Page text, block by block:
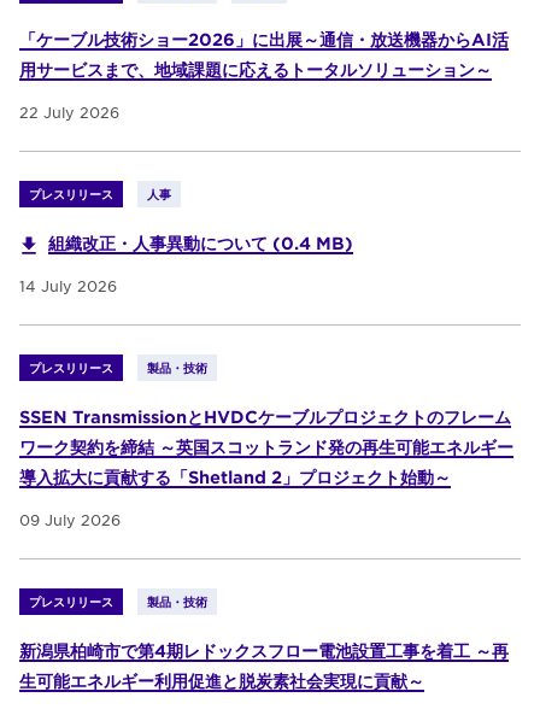
「ケーブル技術ショー2026」に出展～通信・放送機器からAI活
用サービスまで、地域課題に応えるトータルソリューション～
22 July 2026
プレスリリース 人事
組織改正・人事異動について (0.4 MB)
14 July 2026
プレスリリース 製品・技術
SSEN TransmissionとHVDCケーブルプロジェクトのフレーム
ワーク契約を締結 ～英国スコットランド発の再生可能エネルギー
導入拡大に貢献する「Shetland 2」プロジェクト始動～
09 July 2026
プレスリリース 製品・技術
新潟県柏崎市で第4期レドックスフロー電池設置工事を着工 ～再
生可能エネルギー利用促進と脱炭素社会実現に貢献～